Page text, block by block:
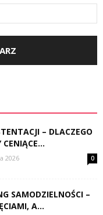
– DLACZEGO
CENIĄCE...
2026 0
SAMODZIELNOŚCI –
A...